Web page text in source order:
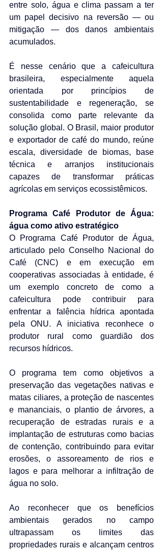
entre solo, água e clima passam a ter
um papel decisivo na reversão — ou
mitigação — dos danos ambientais
acumulados.
É nesse cenário que a cafeicultura
brasileira, especialmente aquela
orientada por princípios de
sustentabilidade e regeneração, se
consolida como parte relevante da
solução global. O Brasil, maior produtor
e exportador de café do mundo, reúne
escala, diversidade de biomas, base
técnica e arranjos institucionais
capazes de transformar práticas
agrícolas em serviços ecossistêmicos.
Programa Café Produtor de Água:
água como ativo estratégico
O Programa Café Produtor de Água,
articulado pelo Conselho Nacional do
Café (CNC) e em execução em
cooperativas associadas à entidade, é
um exemplo concreto de como a
cafeicultura pode contribuir para
enfrentar a falência hídrica apontada
pela ONU. A iniciativa reconhece o
produtor rural como guardião dos
recursos hídricos.
O programa tem como objetivos a
preservação das vegetações nativas e
matas ciliares, a proteção de nascentes
e mananciais, o plantio de árvores, a
recuperação de estradas rurais e a
implantação de estruturas como bacias
de contenção, contribuindo para evitar
erosões, o assoreamento de rios e
lagos e para melhorar a infiltração de
água no solo.
Ao reconhecer que os benefícios
ambientais gerados no campo
ultrapassam os limites das
propriedades rurais e alcançam centros